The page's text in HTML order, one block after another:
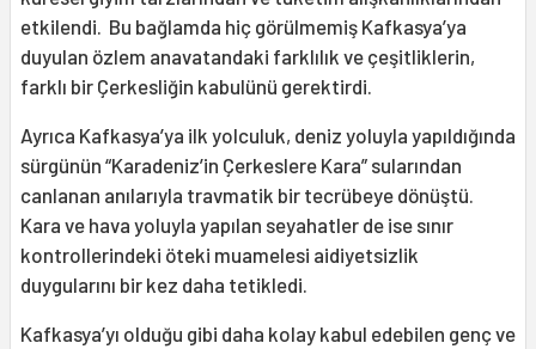
etkilendi. Bu bağlamda hiç görülmemiş Kafkasya’ya
duyulan özlem anavatandaki farklılık ve çeşitliklerin,
farklı bir Çerkesliğin kabulünü gerektirdi.
Ayrıca Kafkasya’ya ilk yolculuk, deniz yoluyla yapıldığında
sürgünün “Karadeniz’in Çerkeslere Kara” sularından
canlanan anılarıyla travmatik bir tecrübeye dönüştü.
Kara ve hava yoluyla yapılan seyahatler de ise sınır
kontrollerindeki öteki muamelesi aidiyetsizlik
duygularını bir kez daha tetikledi.
Kafkasya’yı olduğu gibi daha kolay kabul edebilen genç ve